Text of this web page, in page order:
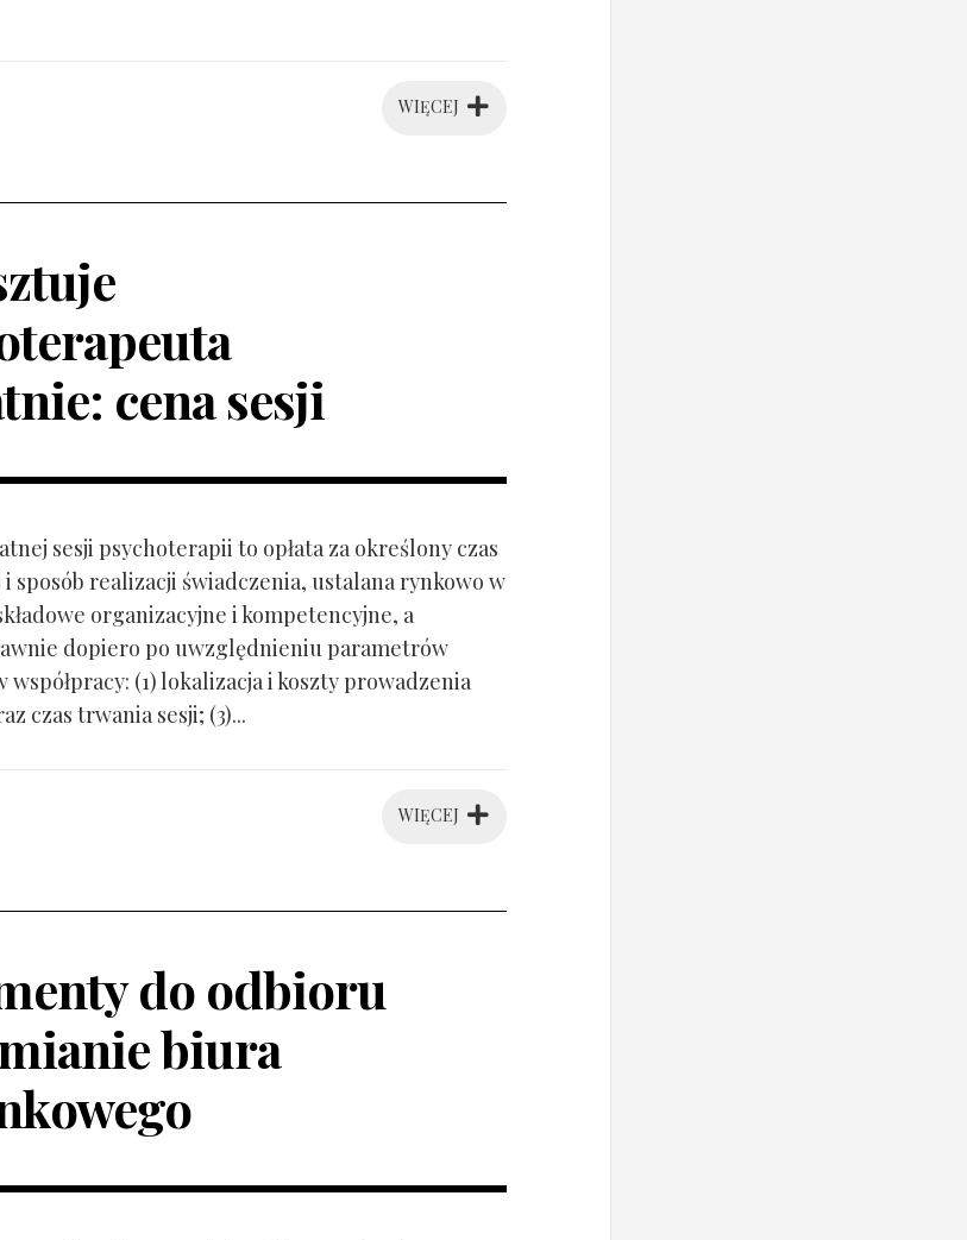
WIĘCEJ
cena sesji
sesji psychoterapii to opłata za określony czas
sposób realizacji świadczenia, ustalana rynkowo w
organizacyjne i kompetencyjne, a
dopiero po uwzględnieniu parametrów
współpracy: (1) lokalizacja i koszty prowadzenia
czas trwania sesji; (3)...
WIĘCEJ
do odbioru
biura